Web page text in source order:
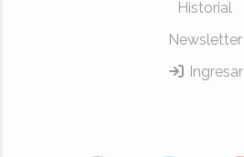
Historial
Newsletter
Ingresar